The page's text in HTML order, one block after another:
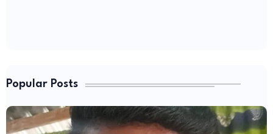
Popular Posts